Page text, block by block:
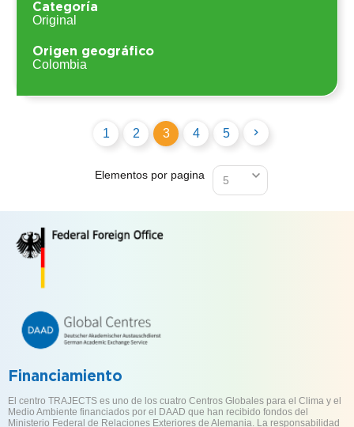
Categoría
Original
Origen geográfico
Colombia
Elementos por pagina
1 2 3 4 5
Financiamiento
El centro TRAJECTS es uno de los cuatro Centros Globales para el Clima y el
Medio Ambiente financiados por el DAAD que han recibido fondos del
Ministerio Federal de Relaciones Exteriores de Alemania. La responsabilidad